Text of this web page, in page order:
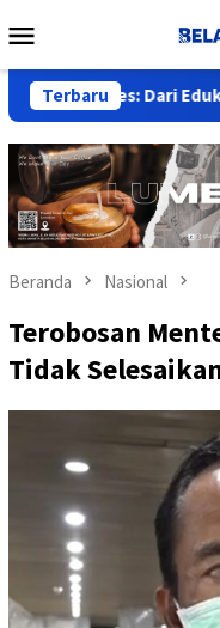
ke
Mobile
Terbaru
Dari Edukasi Menuju
Beranda Nasional
Terobosan
Tidak